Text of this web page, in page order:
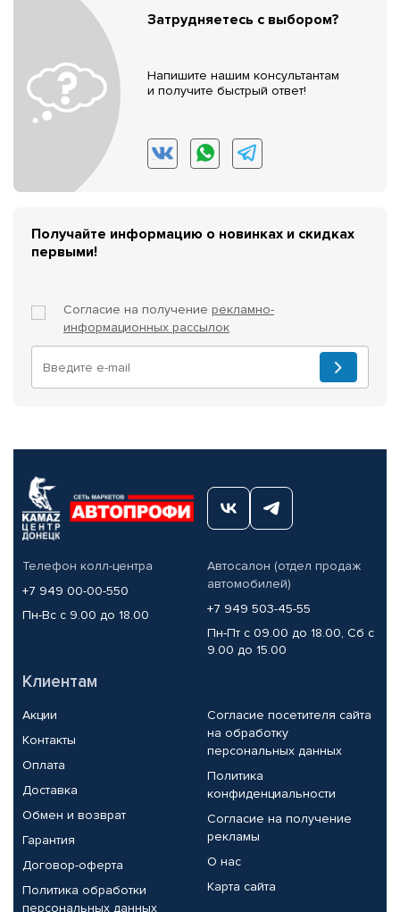
Затрудняетесь с выбором?
Напишите нашим консультантам
и получите быстрый ответ!
Получайте информацию о новинках и скидках
первыми!
Согласие на получение рекламно-
информационных рассылок
Телефон колл-центра
+7 949 00-00-550
Пн-Вс с 9.00 до 18.00
Автосалон (отдел продаж
автомобилей)
+7 949 503-45-55
Пн-Пт с 09.00 до 18.00, Сб с
9.00 до 15.00
Клиентам
Акции
Контакты
Оплата
Доставка
Обмен и возврат
Гарантия
Договор-оферта
Политика обработки
персональных данных
Согласие посетителя сайта
на обработку
персональных данных
Политика
конфиденциальности
Согласие на получение
рекламы
О нас
Карта сайта